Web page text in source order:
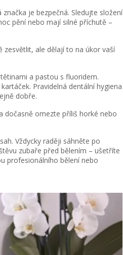
je bezpečná. Sledujte složení
pění nebo mají silné příchutě –
zesvětlit, ale dělají to na úkor vaší
a pastou s fluoridem.
Pravidelná dentální hygiena
dobře.
dočasně omezte příliš horké nebo
Vždycky raději sáhněte po
zubaře před bělením – ušetříte
profesionálního bělení nebo